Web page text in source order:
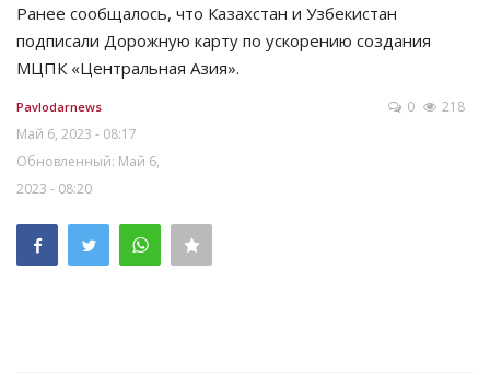
Ранее сообщалось, что Казахстан и Узбекистан
подписали Дорожную карту по ускорению создания
МЦПК «Центральная Азия».
Pavlodarnews
Май 6, 2023 - 08:17
Обновленный: Май 6,
2023 - 08:20
0 218